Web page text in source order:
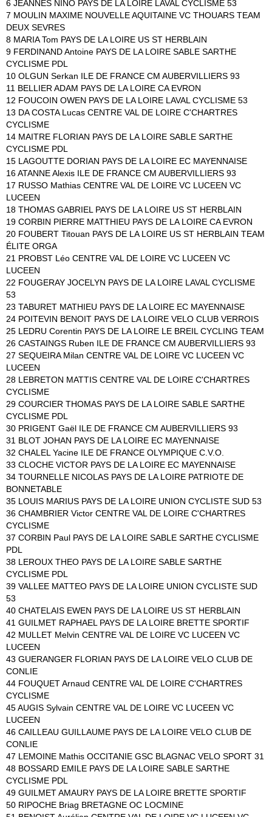
6 JEANNES NINO PAYS DE LA LOIRE LAVAL CYCLISME 53
7 MOULIN MAXIME NOUVELLE AQUITAINE VC THOUARS TEAM
DEUX SEVRES
8 MARIA Tom PAYS DE LA LOIRE US ST HERBLAIN
9 FERDINAND Antoine PAYS DE LA LOIRE SABLE SARTHE
CYCLISME PDL
10 OLGUN Serkan ILE DE FRANCE CM AUBERVILLIERS 93
11 BELLIER ADAM PAYS DE LA LOIRE CA EVRON
12 FOUCOIN OWEN PAYS DE LA LOIRE LAVAL CYCLISME 53
13 DA COSTA Lucas CENTRE VAL DE LOIRE C'CHARTRES
CYCLISME
14 MAITRE FLORIAN PAYS DE LA LOIRE SABLE SARTHE
CYCLISME PDL
15 LAGOUTTE DORIAN PAYS DE LA LOIRE EC MAYENNAISE
16 ATANNE Alexis ILE DE FRANCE CM AUBERVILLIERS 93
17 RUSSO Mathias CENTRE VAL DE LOIRE VC LUCEEN VC
LUCEEN
18 THOMAS GABRIEL PAYS DE LA LOIRE US ST HERBLAIN
19 CORBIN PIERRE MATTHIEU PAYS DE LA LOIRE CA EVRON
20 FOUBERT Titouan PAYS DE LA LOIRE US ST HERBLAIN TEAM
ÉLITE ORGA
21 PROBST Léo CENTRE VAL DE LOIRE VC LUCEEN VC
LUCEEN
22 FOUGERAY JOCELYN PAYS DE LA LOIRE LAVAL CYCLISME
53
23 TABURET MATHIEU PAYS DE LA LOIRE EC MAYENNAISE
24 POITEVIN BENOIT PAYS DE LA LOIRE VELO CLUB VERROIS
25 LEDRU Corentin PAYS DE LA LOIRE LE BREIL CYCLING TEAM
26 CASTAINGS Ruben ILE DE FRANCE CM AUBERVILLIERS 93
27 SEQUEIRA Milan CENTRE VAL DE LOIRE VC LUCEEN VC
LUCEEN
28 LEBRETON MATTIS CENTRE VAL DE LOIRE C'CHARTRES
CYCLISME
29 COURCIER THOMAS PAYS DE LA LOIRE SABLE SARTHE
CYCLISME PDL
30 PRIGENT Gaël ILE DE FRANCE CM AUBERVILLIERS 93
31 BLOT JOHAN PAYS DE LA LOIRE EC MAYENNAISE
32 CHALEL Yacine ILE DE FRANCE OLYMPIQUE C.V.O.
33 CLOCHE VICTOR PAYS DE LA LOIRE EC MAYENNAISE
34 TOURNELLE NICOLAS PAYS DE LA LOIRE PATRIOTE DE
BONNETABLE
35 LOUIS MARIUS PAYS DE LA LOIRE UNION CYCLISTE SUD 53
36 CHAMBRIER Victor CENTRE VAL DE LOIRE C'CHARTRES
CYCLISME
37 CORBIN Paul PAYS DE LA LOIRE SABLE SARTHE CYCLISME
PDL
38 LEROUX THEO PAYS DE LA LOIRE SABLE SARTHE
CYCLISME PDL
39 VALLEE MATTEO PAYS DE LA LOIRE UNION CYCLISTE SUD
53
40 CHATELAIS EWEN PAYS DE LA LOIRE US ST HERBLAIN
41 GUILMET RAPHAEL PAYS DE LA LOIRE BRETTE SPORTIF
42 MULLET Melvin CENTRE VAL DE LOIRE VC LUCEEN VC
LUCEEN
43 GUERANGER FLORIAN PAYS DE LA LOIRE VELO CLUB DE
CONLIE
44 FOUQUET Arnaud CENTRE VAL DE LOIRE C'CHARTRES
CYCLISME
45 AUGIS Sylvain CENTRE VAL DE LOIRE VC LUCEEN VC
LUCEEN
46 CAILLEAU GUILLAUME PAYS DE LA LOIRE VELO CLUB DE
CONLIE
47 LEMOINE Mathis OCCITANIE GSC BLAGNAC VELO SPORT 31
48 BOSSARD EMILE PAYS DE LA LOIRE SABLE SARTHE
CYCLISME PDL
49 GUILMET AMAURY PAYS DE LA LOIRE BRETTE SPORTIF
50 RIPOCHE Briag BRETAGNE OC LOCMINE